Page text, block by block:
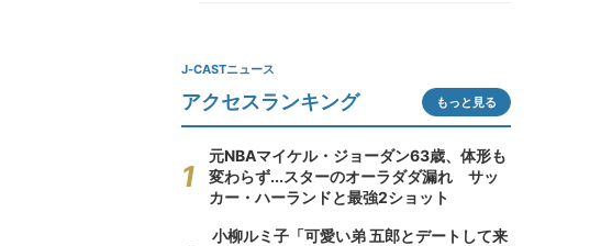
J-CASTニュース
アクセスランキング もっと見る
元NBAマイケル・ジョーダン63歳、体形も
変わらず...スターのオーラダダ漏れ サッ
カー・ハーランドと最強2ショット
小柳ルミ子「可愛い弟 五郎とデートして来